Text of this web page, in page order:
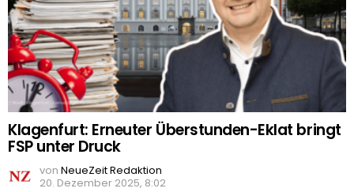
Klagenfurt: Erneuter Überstunden-Eklat bringt
FSP unter Druck
von NeueZeit Redaktion
20. Dezember 2025, 8:02